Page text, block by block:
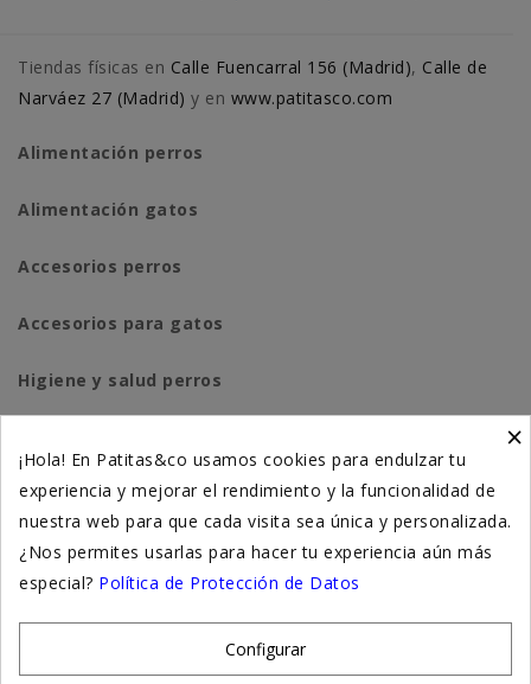
Tiendas físicas en Calle Fuencarral 156 (Madrid), Calle de
Narváez 27 (Madrid) y en www.patitasco.com
Alimentación perros
Alimentación gatos
Accesorios perros
Accesorios para gatos
Higiene y salud perros
Suplementación natural
Otros
×
¡Hola! En Patitas&co usamos cookies para endulzar tu
experiencia y mejorar el rendimiento y la funcionalidad de
nuestra web para que cada visita sea única y personalizada.
¿Nos permites usarlas para hacer tu experiencia aún más
especial? Política de Protección de Datos
Configurar